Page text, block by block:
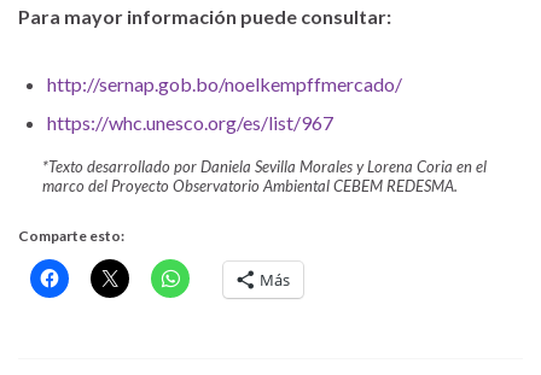
Para mayor información puede consultar:
http://sernap.gob.bo/noelkempffmercado/
https://whc.unesco.org/es/list/967
*Texto desarrollado por Daniela Sevilla Morales y Lorena Coria en el
marco del Proyecto Observatorio Ambiental CEBEM REDESMA.
Comparte esto:
Más